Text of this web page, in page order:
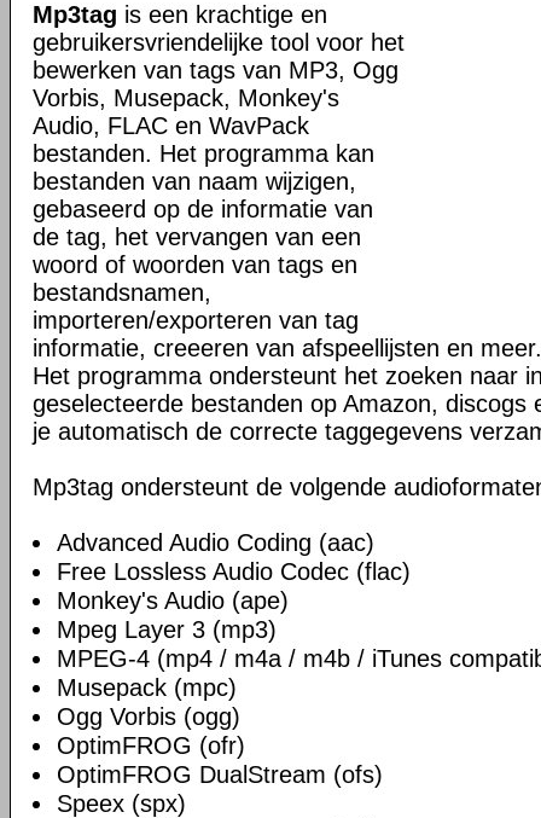
Mp3tag is een krachtige en
gebruikersvriendelijke tool voor het
bewerken van tags van MP3, Ogg
Vorbis, Musepack, Monkey's
Audio, FLAC en WavPack
bestanden. Het programma kan
bestanden van naam wijzigen,
gebaseerd op de informatie van
de tag, het vervangen van een
woord of woorden van tags en
bestandsnamen,
importeren/exporteren van tag
informatie, creeeren van afspeellijsten en meer.
Het programma ondersteunt het zoeken naar
geselecteerde bestanden op Amazon, discogs
je automatisch de correcte taggegevens
Mp3tag ondersteunt de volgende
Advanced Audio Coding (aac)
Free Lossless Audio Codec (flac)
Monkey's Audio (ape)
Mpeg Layer 3 (mp3)
MPEG-4 (mp4 / m4a / m4b / iTunes
Musepack (mpc)
Ogg Vorbis (ogg)
OptimFROG (ofr)
OptimFROG DualStream (ofs)
Speex (spx)